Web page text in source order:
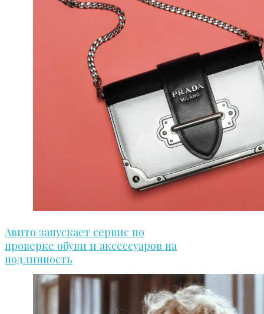
Авито запускает сервис по
проверке обуви и аксессуаров на
подлинность